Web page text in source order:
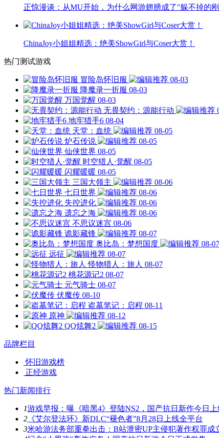
正惊漫谈：从MU开始，为什么网游翅膀成了"躲不掉的
ChinaJoy小姐姐精选：绝美ShowGirl与Coser大赏！
热门测试游戏
冒险岛怀旧服
08-03
降魔录一折服 08-03
万国觉醒 08-03
无畏契约：源能行动
地牢猎手6 08-04
天堂：血统
08-05
炉石传说
08-05
仙侠世界 08-05
时空猎人·觉醒 08-05
闪耀暖暖 08-05
三国大领主
08-06
七日世界
08-06
失控进化
08-06
遗忘之海
08-06
不思议迷宫 08-06
诡影藏锋
08-07
奥比岛：梦想国度
08-07
远征
08-07
怪物猎人：旅人 08-07
桃花源记2 08-07
元气骑士 08-07
伏魔传 08-10
盗墓笔记：启程 08-11
原神
08-12
QQ炫舞2
08-15
品牌栏目
怀旧游戏榜
正经游戏
热门新闻排行
1游戏早报：曝《暗黑4》登陆NS2，国产抗日新作今日上
2 《艾尔登法环》新DLC“褪色者”8月28日上线全平台
3米哈游法务部重拳出击：B站泄密UP主侵犯著作权罪成